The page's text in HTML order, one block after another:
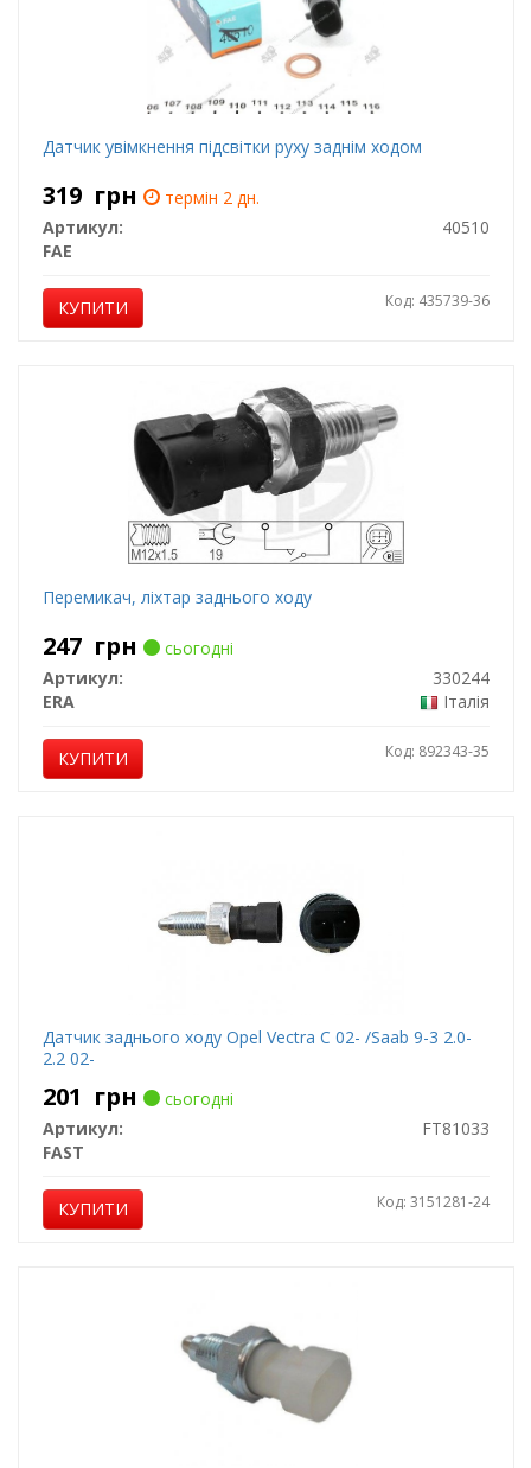
Датчик увімкнення підсвітки руху заднім ходом
319 грн
термін 2 дн.
Артикул:
40510
FAE
КУПИТИ Код: 435739-36
Перемикач, ліхтар заднього ходу
247 грн
сьогодні
Артикул:
330244
ERA
Італія
КУПИТИ Код: 892343-35
Датчик заднього ходу Opel Vectra C 02- /Saab 9-3 2.0-
2.2 02-
201 грн
сьогодні
Артикул:
FT81033
FAST
КУПИТИ Код: 3151281-24